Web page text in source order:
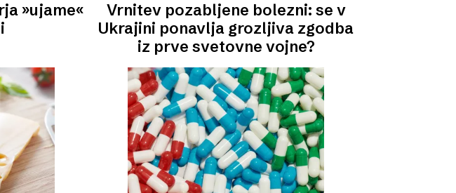
»ujame«
Vrnitev pozabljene bolezni: se v
Ukrajini ponavlja grozljiva zgodba
iz prve svetovne vojne?